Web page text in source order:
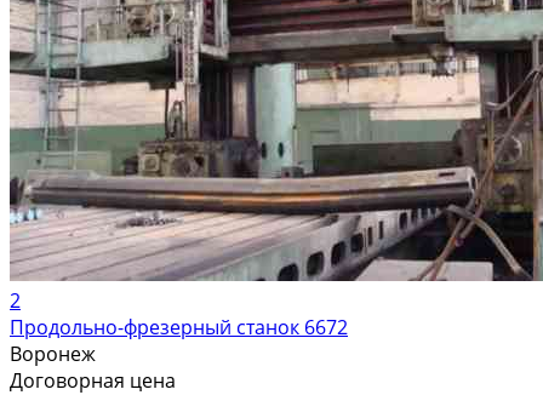
2
Продольно-фрезерный станок 6672
Воронеж
Договорная цена